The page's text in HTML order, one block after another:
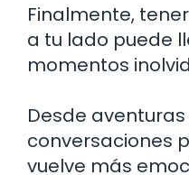
Finalmente,
a tu lado puede
momentos
Desde
conversaciones
vuelve más